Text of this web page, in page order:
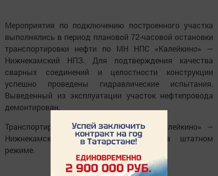
Мероприятия по подключению построенного участка
выполнялись в период плановой 72-часовой остановки
транспортировки нефти по МН НПС «Калейкино» —
Нижнекамский НПЗ. Для подтверждения качества
сварных соединений и целостности конструкции
успешно проведены гидравлические испытания.
Выведенный из эксплуатации участок нефтепровода
демонтирован.
Транспортировка нефти по МН НПС «Калейкино» —
Нижнекамский НПЗ осуществляется в штатном
режиме.